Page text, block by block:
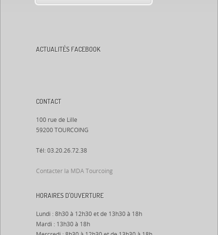
ACTUALITÉS FACEBOOK
CONTACT
100 rue de Lille
59200 TOURCOING
Tél: 03.20.26.72.38
Contacter la MDA Tourcoing
HORAIRES D’OUVERTURE
Lundi : 8h30 à 12h30 et de 13h30 à 18h
Mardi : 13h30 à 18h